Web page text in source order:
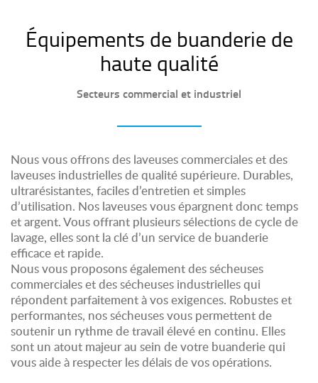
Équipements de buanderie de
haute qualité
Secteurs commercial et industriel
Nous vous offrons des laveuses commerciales et des
laveuses industrielles de qualité supérieure. Durables,
ultrarésistantes, faciles d’entretien et simples
d’utilisation. Nos laveuses vous épargnent donc temps
et argent. Vous offrant plusieurs sélections de cycle de
lavage, elles sont la clé d’un service de buanderie
efficace et rapide.
Nous vous proposons également des sécheuses
commerciales et des sécheuses industrielles qui
répondent parfaitement à vos exigences. Robustes et
performantes, nos sécheuses vous permettent de
soutenir un rythme de travail élevé en continu. Elles
sont un atout majeur au sein de votre buanderie qui
vous aide à respecter les délais de vos opérations.